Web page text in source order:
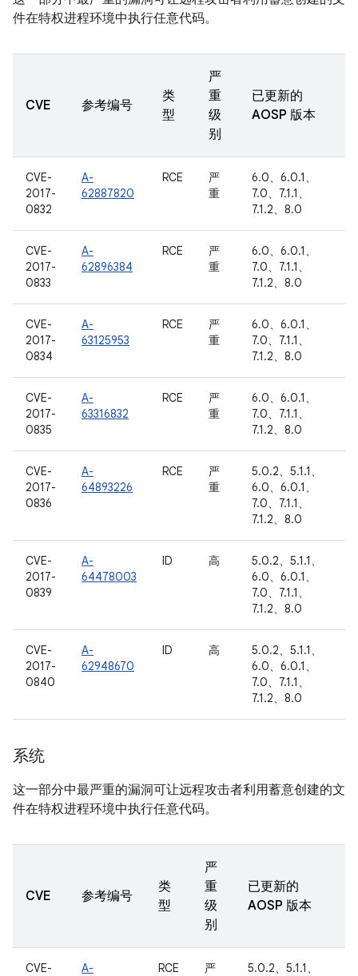
件在特权进程环境中执行任意代码。
CVE 参考编号
类
型
严
重
级
别
已更新的
AOSP 版本
CVE-
2017-
0832
A-
62887820
RCE
严
重
6.0、6.0.1、
7.0、7.1.1、
7.1.2、8.0
CVE-
2017-
0833
A-
62896384
RCE
严
重
6.0、6.0.1、
7.0、7.1.1、
7.1.2、8.0
CVE-
2017-
0834
A-
63125953
RCE
严
重
6.0、6.0.1、
7.0、7.1.1、
7.1.2、8.0
CVE-
2017-
0835
A-
63316832
RCE
严
重
6.0、6.0.1、
7.0、7.1.1、
7.1.2、8.0
CVE-
2017-
0836
A-
64893226
RCE
严
重
5.0.2、5.1.1、
6.0、6.0.1、
7.0、7.1.1、
7.1.2、8.0
CVE-
2017-
0839
A-
64478003
ID 高
5.0.2、5.1.1、
6.0、6.0.1、
7.0、7.1.1、
7.1.2、8.0
CVE-
2017-
0840
A-
62948670
ID 高
5.0.2、5.1.1、
6.0、6.0.1、
7.0、7.1.1、
7.1.2、8.0
系统
这一部分中最严重的漏洞可让远程攻击者利用蓄意创建的文
件在特权进程环境中执行任意代码。
CVE 参考编号
类
型
严
重
级
别
已更新的
AOSP 版本
CVE-
A-
RCE
严
5.0.2、5.1.1、